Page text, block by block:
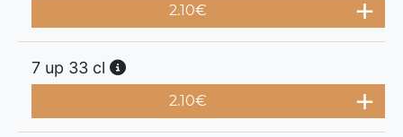
2.10€
7 up 33 cl
2.10€